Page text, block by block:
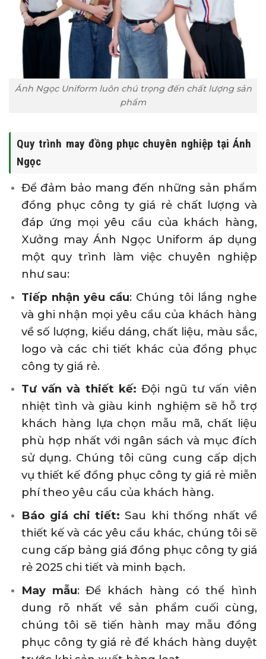
Ánh Ngọc Uniform luôn chú trọng đến chất lượng sản
phẩm
Quy trình may đồng phục chuyên nghiệp tại Ánh
Ngọc
Để đảm bảo mang đến những sản phẩm
đồng phục công ty giá rẻ chất lượng và
đáp ứng mọi yêu cầu của khách hàng,
Xưởng may Ánh Ngọc Uniform áp dụng
một quy trình làm việc chuyên nghiệp
như sau:
Tiếp nhận yêu cầu: Chúng tôi lắng nghe
và ghi nhận mọi yêu cầu của khách hàng
về số lượng, kiểu dáng, chất liệu, màu sắc,
logo và các chi tiết khác của đồng phục
công ty giá rẻ.
Tư vấn và thiết kế: Đội ngũ tư vấn viên
nhiệt tình và giàu kinh nghiệm sẽ hỗ trợ
khách hàng lựa chọn mẫu mã, chất liệu
phù hợp nhất với ngân sách và mục đích
sử dụng. Chúng tôi cũng cung cấp dịch
vụ thiết kế đồng phục công ty giá rẻ miễn
phí theo yêu cầu của khách hàng.
Báo giá chi tiết: Sau khi thống nhất về
thiết kế và các yêu cầu khác, chúng tôi sẽ
cung cấp bảng giá đồng phục công ty giá
rẻ 2025 chi tiết và minh bạch.
May mẫu: Để khách hàng có thể hình
dung rõ nhất về sản phẩm cuối cùng,
chúng tôi sẽ tiến hành may mẫu đồng
phục công ty giá rẻ để khách hàng duyệt